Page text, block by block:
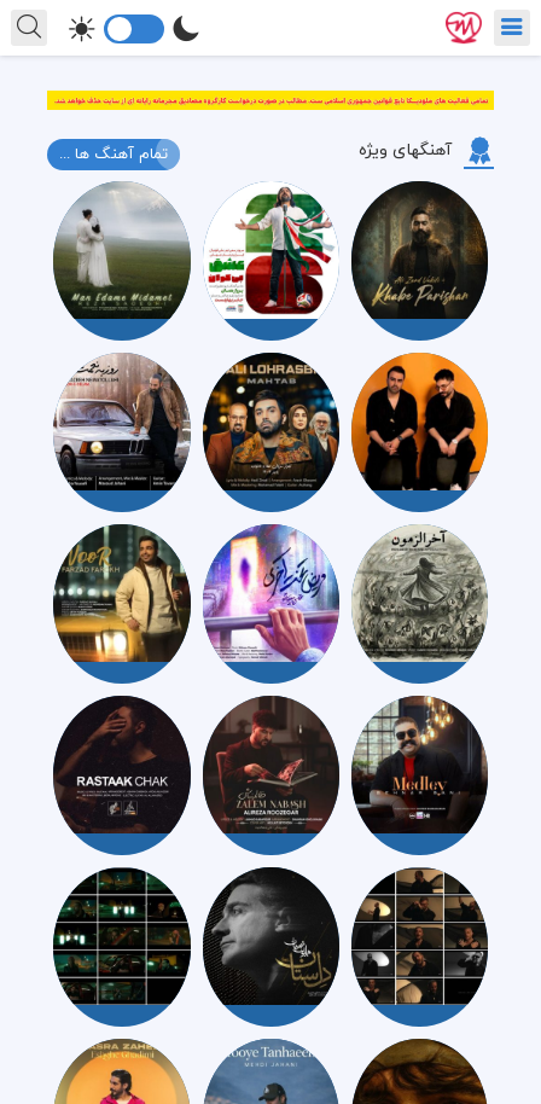
آهنگهای ویژه تمام آهنگ ها ...